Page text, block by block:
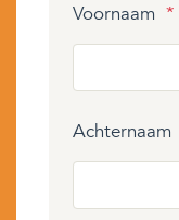
Voornaam *
Achternaam